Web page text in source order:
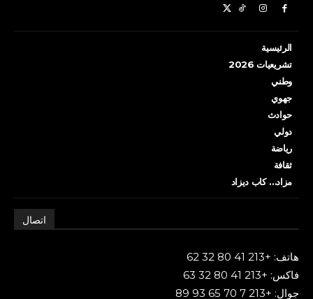
الرئيسية
تشريعيات 2026
وطني
جهوي
حوادث
دولي
رياضة
ثقافة
مزاد… كاب ديزاد
اتصال
هاتف: +213 41 80 32 62
فاكس: +213 41 80 32 63
جوال: +213 7 70 65 93 89